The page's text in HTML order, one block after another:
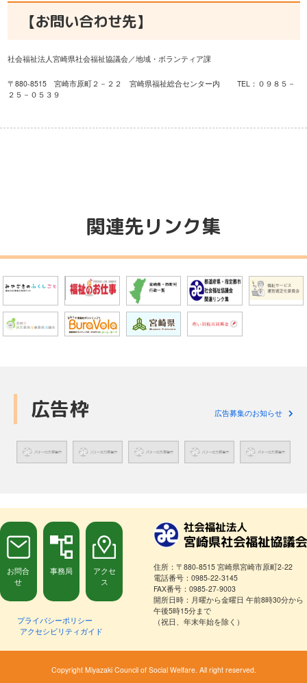
【お問い合わせ先】
社会福祉法人宮崎県社会福祉協議会／地域・ボランティア課
〒880-8515 宮崎市原町２－２２ 宮崎県福祉総合センター内 TEL：０９８５－
２５－０５３９
関連先リンク集
広告枠 広告募集のお知らせ
お問合
せ
事務局
アクセ
ス
プライバシーポリシー
アクセシビリティガイド
住所：〒880-8515 宮崎県宮崎市原町2-22
電話番号：0985-22-3145
FAX番号：0985-27-9003
開所日時：月曜から金曜日 午前8時30分から
午後5時15分まで
（祝日、年末年始を除く）
Copyright Miyazaki Council of Social Welfare. All right reserved.